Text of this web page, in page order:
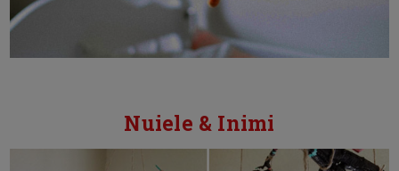
Nuiele & Inimi